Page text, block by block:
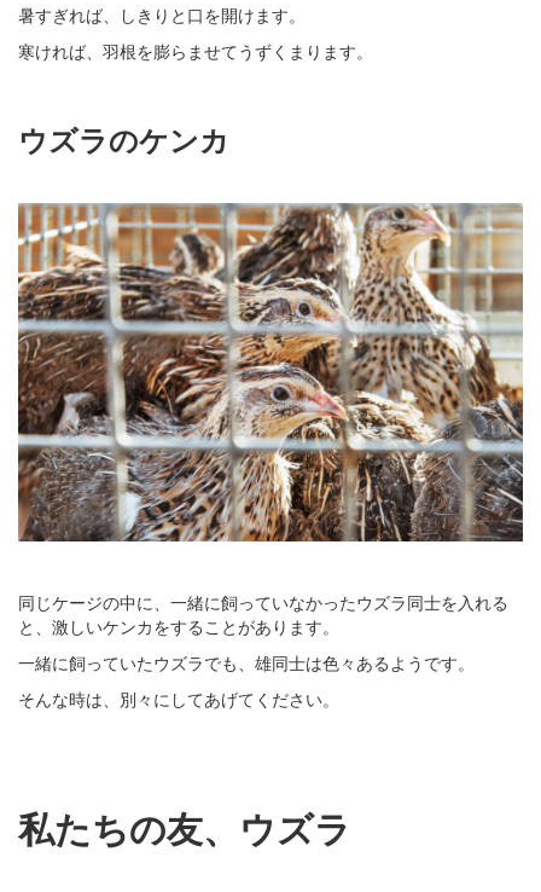
暑すぎれば、しきりと口を開けます。
寒ければ、羽根を膨らませてうずくまります。
ウズラのケンカ
同じケージの中に、一緒に飼っていなかったウズラ同士を入れる
と、激しいケンカをすることがあります。
一緒に飼っていたウズラでも、雄同士は色々あるようです。
そんな時は、別々にしてあげてください。
私たちの友、ウズラ